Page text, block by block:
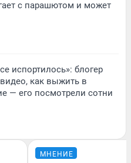
с парашютом и может
испортилось»: блогер
как выжить в
— его посмотрели сотни
МНЕНИЕ